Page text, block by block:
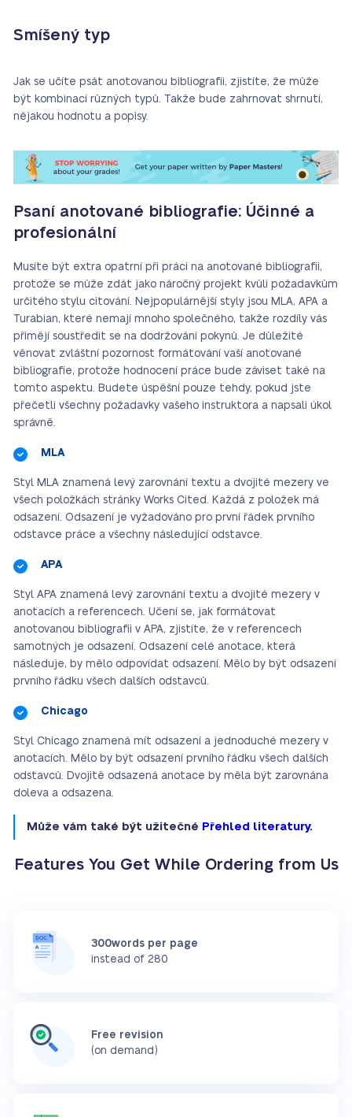
Smíšený typ
Jak se učíte psát anotovanou bibliografii, zjistíte, že může
být kombinací různých typů. Takže bude zahrnovat shrnutí,
nějakou hodnotu a popisy.
Psaní anotované bibliografie: Účinné a
profesionální
Musíte být extra opatrní při práci na anotované bibliografii,
protože se může zdát jako náročný projekt kvůli požadavkům
určitého stylu citování. Nejpopulárnější styly jsou MLA, APA a
Turabian, které nemají mnoho společného, takže rozdíly vás
přimějí soustředit se na dodržování pokynů. Je důležité
věnovat zvláštní pozornost formátování vaší anotované
bibliografie, protože hodnocení práce bude záviset také na
tomto aspektu. Budete úspěšní pouze tehdy, pokud jste
přečetli všechny požadavky vašeho instruktora a napsali úkol
správně.
MLA
Styl MLA znamená levý zarovnání textu a dvojité mezery ve
všech položkách stránky Works Cited. Každá z položek má
odsazení. Odsazení je vyžadováno pro první řádek prvního
odstavce práce a všechny následující odstavce.
APA
Styl APA znamená levý zarovnání textu a dvojité mezery v
anotacích a referencech. Učení se, jak formátovat
anotovanou bibliografii v APA, zjistíte, že v referencech
samotných je odsazení. Odsazení celé anotace, která
následuje, by mělo odpovídat odsazení. Mělo by být odsazení
prvního řádku všech dalších odstavců.
Chicago
Styl Chicago znamená mít odsazení a jednoduché mezery v
anotacích. Mělo by být odsazení prvního řádku všech dalších
odstavců. Dvojitě odsazená anotace by měla být zarovnána
doleva a odsazena.
Může vám také být užitečné Přehled literatury.
Features You Get While Ordering from Us
300words per page
instead of 280
Free revision
(on demand)